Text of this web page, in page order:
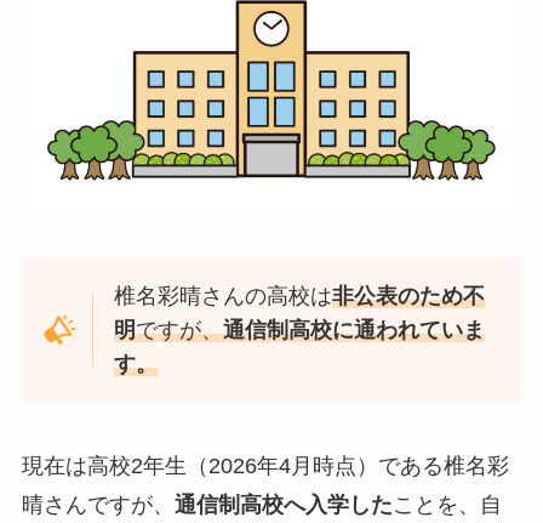
椎名彩晴さんの高校は非公表のため不
明ですが、通信制高校に通われていま
す。
現在は高校2年生（2026年4月時点）である椎名彩
晴さんですが、 通信制高校へ入学したことを、自